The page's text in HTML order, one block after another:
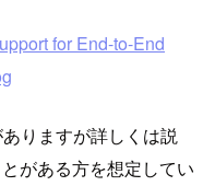
for End-to-End
りますが詳しくは説
がある方を想定してい